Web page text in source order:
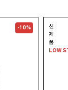
이
이
to theLELO
-10%
신
제
품
LOW